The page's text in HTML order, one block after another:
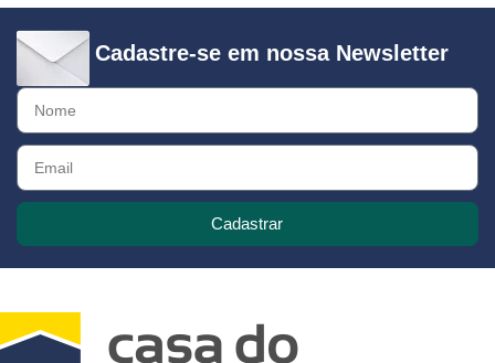
Cadastre-se em nossa Newsletter
Cadastrar